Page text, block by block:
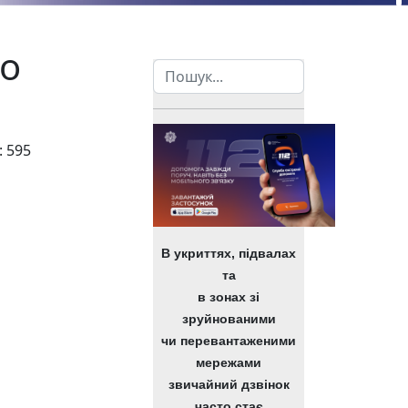
595
навчальний рік
Пошук
В укриттях, підвалах
та
в зонах зі
зруйнованими
чи перевантаженими
мережами
звичайний дзвінок